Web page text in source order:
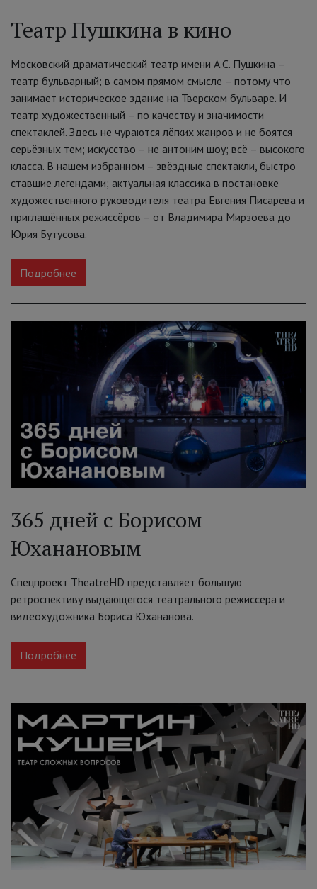
Театр Пушкина в кино
Московский драматический театр имени А.С. Пушкина –
театр бульварный; в самом прямом смысле – потому что
занимает историческое здание на Тверском бульваре. И
театр художественный – по качеству и значимости
спектаклей. Здесь не чураются лёгких жанров и не боятся
серьёзных тем; искусство – не антоним шоу; всё – высокого
класса. В нашем избранном – звёздные спектакли, быстро
ставшие легендами; актуальная классика в постановке
художественного руководителя театра Евгения Писарева и
приглашённых режиссёров – от Владимира Мирзоева до
Юрия Бутусова.
Подробнее
365 дней с Борисом
Юханановым
Спецпроект TheatreHD представляет большую
ретроспективу выдающегося театрального режиссёра и
видеохудожника Бориса Юхананова.
Подробнее